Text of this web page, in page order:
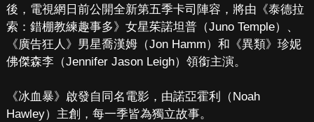
後，電視網日前公開全新第五季卡司陣容，將由《泰德拉
索：錯棚教練趣事多》女星茱諾坦普（Juno Temple）、
《廣告狂人》男星喬漢姆（Jon Hamm）和《異類》珍妮
佛傑森李（Jennifer Jason Leigh）領銜主演。
《冰血暴》啟發自同名電影，由諾亞霍利（Noah
Hawley）主創，每一季皆為獨立故事。